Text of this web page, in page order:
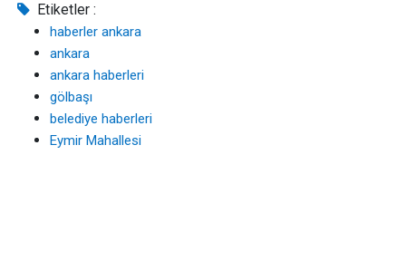
Etiketler :
haberler ankara
ankara
ankara haberleri
gölbaşı
belediye haberleri
Eymir Mahallesi